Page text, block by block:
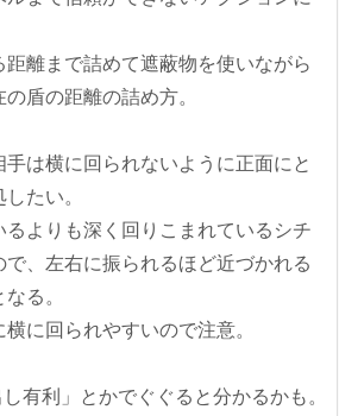
離まで詰めて遮蔽物を使いながら
盾の距離の詰め方。
は横に回られないように正面にと
たい。
よりも深く回りこまれているシチ
、左右に振られるほど近づかれる
る。
に回られやすいので注意。
有利」とかでぐぐると分かるかも。